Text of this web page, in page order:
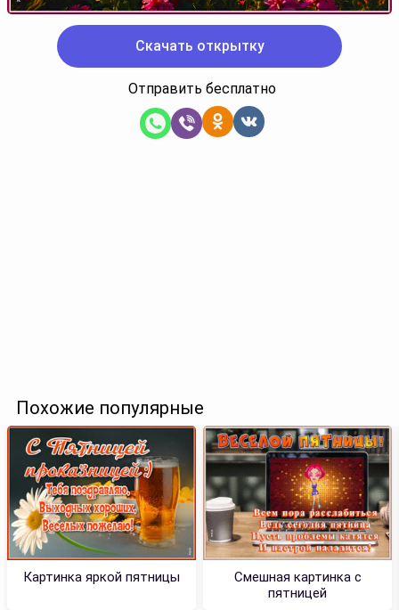
Скачать открытку
Отправить бесплатно
Похожие популярные
Картинка яркой пятницы
Смешная картинка с
пятницей